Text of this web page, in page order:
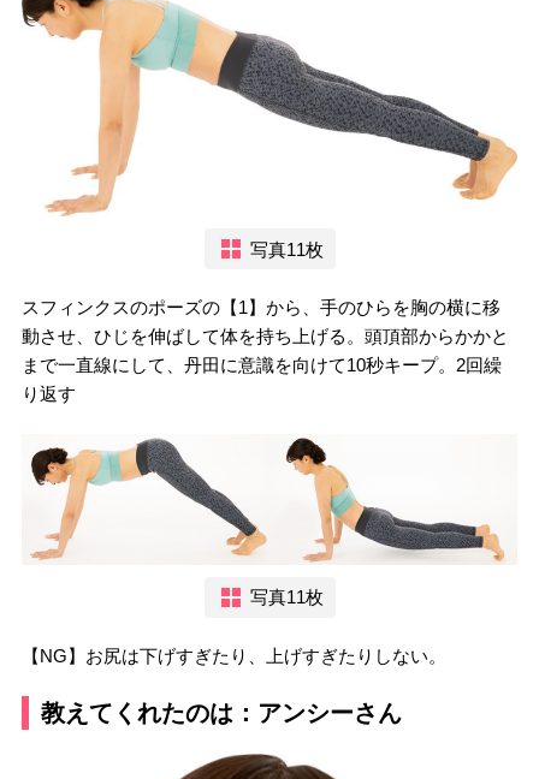
写真11枚
スフィンクスのポーズの【1】から、手のひらを胸の横に移
動させ、ひじを伸ばして体を持ち上げる。頭頂部からかかと
まで一直線にして、丹田に意識を向けて10秒キープ。2回繰
り返す
写真11枚
【NG】お尻は下げすぎたり、上げすぎたりしない。
教えてくれたのは：アンシーさん